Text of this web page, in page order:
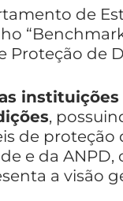
de
Proteção de
,
de proteção
e da ANPD,
a visão